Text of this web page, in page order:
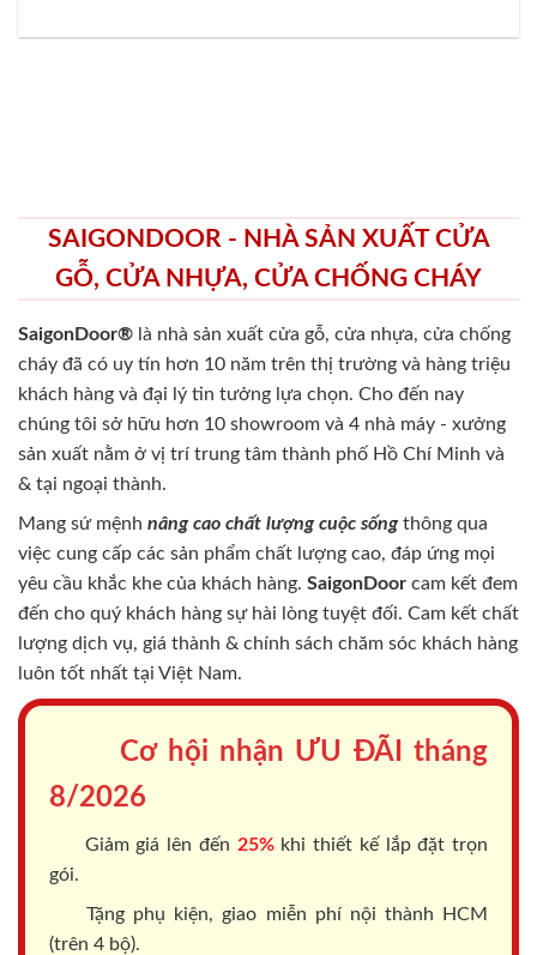
SAIGONDOOR - NHÀ SẢN XUẤT CỬA
GỖ, CỬA NHỰA, CỬA CHỐNG CHÁY
SaigonDoor® là nhà sản xuất cửa gỗ, cửa nhựa, cửa chống
cháy đã có uy tín hơn 10 năm trên thị trường và hàng triệu
khách hàng và đại lý tin tưởng lựa chọn. Cho đến nay
chúng tôi sở hữu hơn 10 showroom và 4 nhà máy - xưởng
sản xuất nằm ở vị trí trung tâm thành phố Hồ Chí Minh và
& tại ngoại thành.
Mang sứ mệnh nâng cao chất lượng cuộc sốngthông qua
việc cung cấp các sản phẩm chất lượng cao, đáp ứng mọi
yêu cầu khắc khe của khách hàng. SaigonDoor cam kết đem
đến cho quý khách hàng sự hài lòng tuyệt đối. Cam kết chất
lượng dịch vụ, giá thành & chính sách chăm sóc khách hàng
luôn tốt nhất tại Việt Nam.
Cơ hội nhận ƯU ĐÃI tháng
8/2026
Giảm giá lên đến 25%khi thiết kế lắp đặt trọn
gói.
Tặng phụ kiện, giao miễn phí nội thành HCM
(trên 4 bộ).